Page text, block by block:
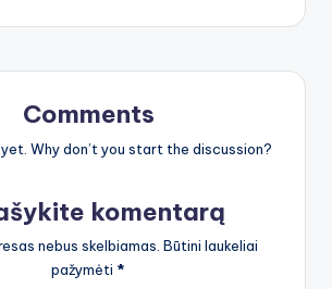
Comments
Why don’t you start the discussion?
komentarą
nebus skelbiamas. Būtini laukeliai
pažymėti *